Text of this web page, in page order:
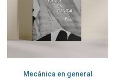
Mecánica en general